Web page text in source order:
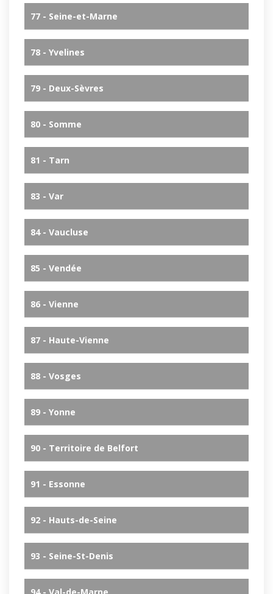
77 - Seine-et-Marne
78 - Yvelines
79 - Deux-Sèvres
80 - Somme
81 - Tarn
83 - Var
84 - Vaucluse
85 - Vendée
86 - Vienne
87 - Haute-Vienne
88 - Vosges
89 - Yonne
90 - Territoire de Belfort
91 - Essonne
92 - Hauts-de-Seine
93 - Seine-St-Denis